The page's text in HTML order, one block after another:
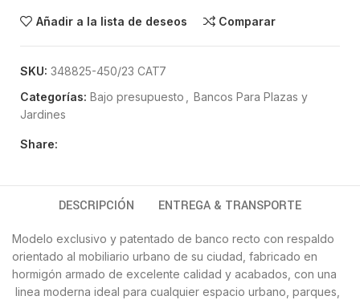
Añadir a la lista de deseos Comparar
SKU: 348825-450/23 CAT7
Categorías: Bajo presupuesto
Bancos Para Plazas y
Jardines
Share:
DESCRIPCIÓN ENTREGA & TRANSPORTE
Modelo exclusivo y patentado de banco recto con respaldo
orientado al mobiliario urbano de su ciudad, fabricado en
hormigón armado de excelente calidad y acabados, con una
linea moderna ideal para cualquier espacio urbano, parques,